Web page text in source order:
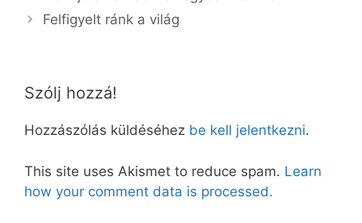
Felfigyelt ránk a világ
Szólj hozzá!
Hozzászólás küldéséhez be kell jelentkezni.
This site uses Akismet to reduce spam. Learn
how your comment data is processed.